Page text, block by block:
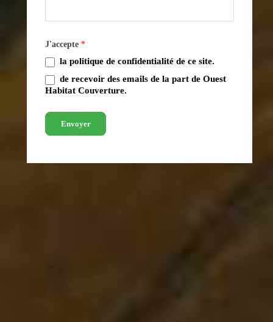
J'accepte *
la politique de confidentialité de ce site.
de recevoir des emails de la part de Ouest
Habitat Couverture.
Envoyer